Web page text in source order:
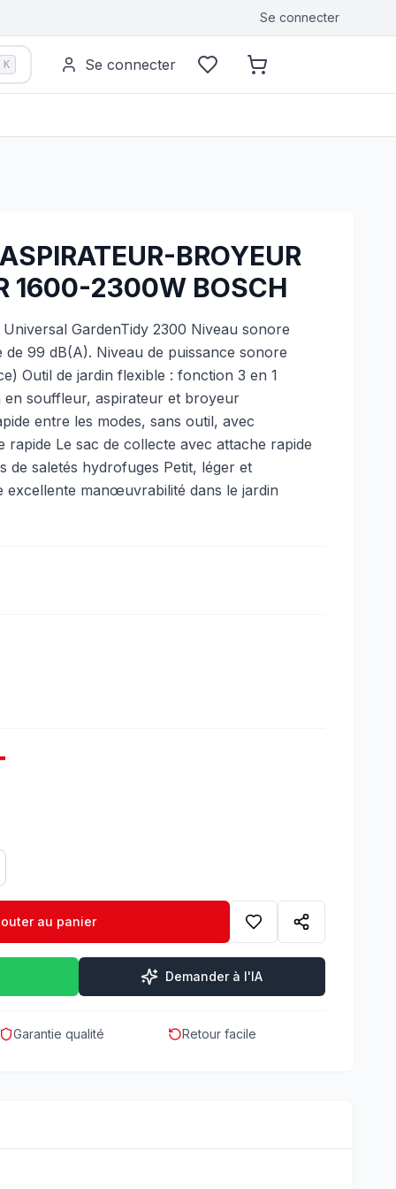
Se connecter
K Se connecter
BROYEUR
1600-2300W BOSCH
GardenTidy 2300 Niveau sonore
99 dB(A). Niveau de puissance sonore
Outil de jardin flexible : fonction 3 en 1
en souffleur, aspirateur et broyeur
entre les modes, sans outil, avec
rapide Le sac de collecte avec attache rapide
de saletés hydrofuges Petit, léger et
excellente manœuvrabilité dans le jardin
au panier
Demander à l'IA
Garantie qualité Retour facile